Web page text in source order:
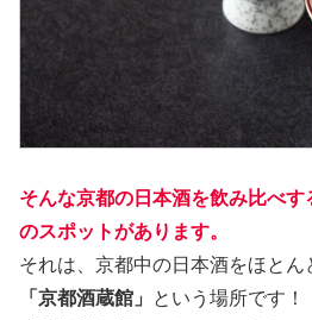
そんな京都の日本酒を飲み比べ
のスポットがあります。
それは、京都中の日本酒をほとん
「京都酒蔵館」
という場所です！